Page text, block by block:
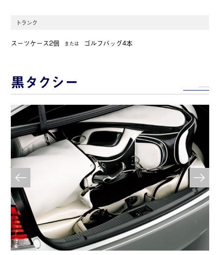
トランク
スーツケース2個 または ゴルフバッグ4本
黒タクシー